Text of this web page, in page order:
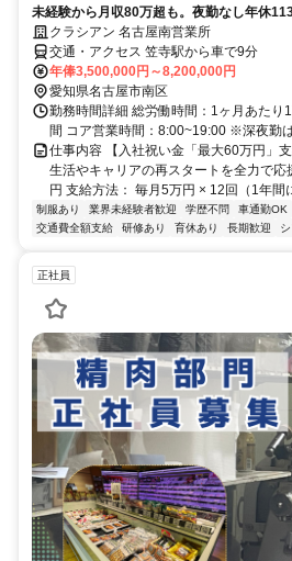
未経験から月収80万超も。夜勤なし年休
クラシアン 名古屋南営業所
交通・アクセス 笠寺駅から車で9分
年俸3,500,000円～8,200,000円
愛知県名古屋市南区
勤務時間詳細 総労働時間：1ヶ月あたり
間 コア営業時間：8:00~19:00 ※深夜勤
仕事内容 【入社祝い金「最大60万円」
生活やキャリアの再スタートを全力で
円 支給方法： 毎月5万円 × 12回（1年間
制服あり 業界未経験者歓迎 学歴不問 車通勤OK
交通費全額支給
研修あり 育休あり 長期歓迎
正社員